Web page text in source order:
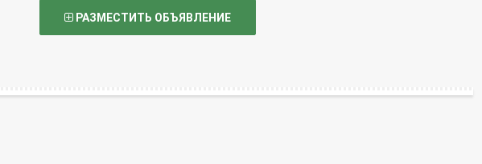
РАЗМЕСТИТЬ ОБЪЯВЛЕНИЕ